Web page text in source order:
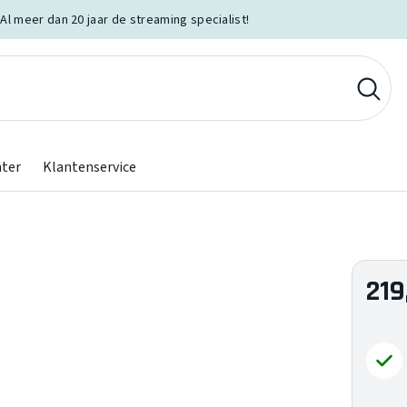
Al meer dan 20 jaar de streaming specialist!
Klantenservice